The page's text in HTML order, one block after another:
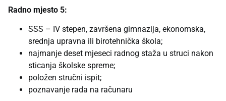
Radno mjesto 5:
SSS – IV stepen, završena gimnazija, ekonomska,
srednja upravna ili birotehnička škola;
najmanje deset mjeseci radnog staža u struci nakon
sticanja školske spreme;
položen stručni ispit;
poznavanje rada na računaru